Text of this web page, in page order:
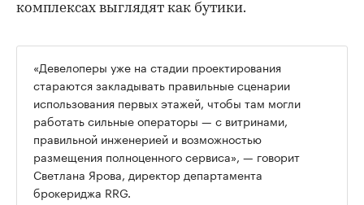
комплексах выглядят как бутики.
00:00
«Девелоперы уже на стадии проектирования
стараются закладывать правильные сценарии
использования первых этажей, чтобы там могли
работать сильные операторы — с витринами,
правильной инженерией и возможностью
размещения полноценного сервиса», — говорит
Светлана Ярова, директор департамента
брокериджа RRG.